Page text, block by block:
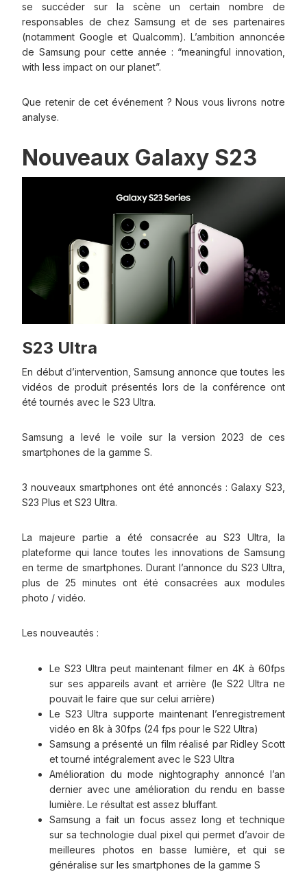
se succéder sur la scène un certain nombre de
responsables de chez Samsung et de ses partenaires
(notamment Google et Qualcomm). L’ambition annoncée
de Samsung pour cette année : “meaningful innovation,
with less impact on our planet”.
Que retenir de cet événement ? Nous vous livrons notre
analyse.
Nouveaux Galaxy S23
S23 Ultra
En début d’intervention, Samsung annonce que toutes les
vidéos de produit présentés lors de la conférence ont
été tournés avec le S23 Ultra.
Samsung a levé le voile sur la version 2023 de ces
smartphones de la gamme S.
3 nouveaux smartphones ont été annoncés : Galaxy S23,
S23 Plus et S23 Ultra.
La majeure partie a été consacrée au S23 Ultra, la
plateforme qui lance toutes les innovations de Samsung
en terme de smartphones. Durant l’annonce du S23 Ultra,
plus de 25 minutes ont été consacrées aux modules
photo / vidéo.
Les nouveautés :
Le S23 Ultra peut maintenant filmer en 4K à 60fps
sur ses appareils avant et arrière (le S22 Ultra ne
pouvait le faire que sur celui arrière)
Le S23 Ultra supporte maintenant l’enregistrement
vidéo en 8k à 30fps (24 fps pour le S22 Ultra)
Samsung a présenté un film réalisé par Ridley Scott
et tourné intégralement avec le S23 Ultra
Amélioration du mode nightography annoncé l’an
dernier avec une amélioration du rendu en basse
lumière. Le résultat est assez bluffant.
Samsung a fait un focus assez long et technique
sur sa technologie dual pixel qui permet d’avoir de
meilleures photos en basse lumière, et qui se
généralise sur les smartphones de la gamme S